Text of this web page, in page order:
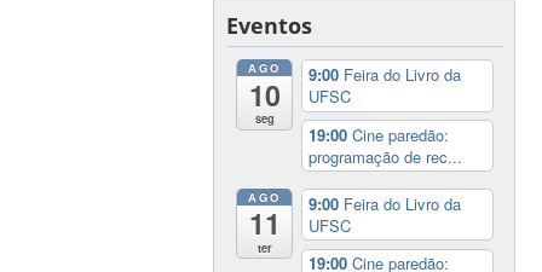
Eventos
AGO
10
seg
9:00 Feira do Livro da
UFSC
19:00Cine paredão:
programação de rec...
AGO
11
ter
9:00 Feira do Livro da
UFSC
19:00Cine paredão: